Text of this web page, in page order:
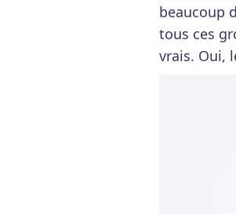
beaucoup
tous ces
vrais. Oui,